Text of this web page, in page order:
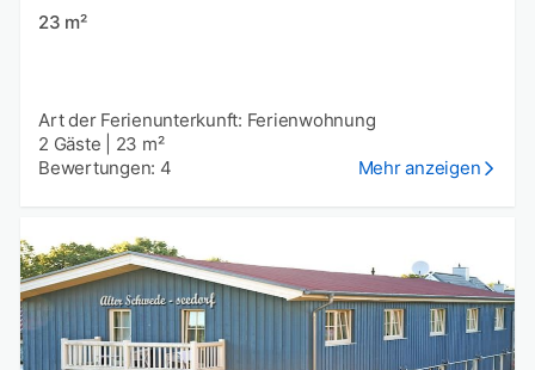
23 m²
Art der Ferienunterkunft: Ferienwohnung
2 Gäste
23 m²
Bewertungen: 4
Mehr anzeigen